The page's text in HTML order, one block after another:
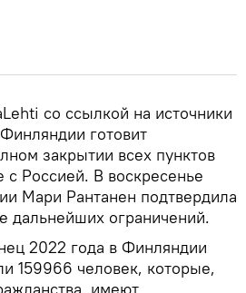
со ссылкой на источники
готовит
закрытии всех пунктов
с Россией. В воскресенье
Мари Рантанен подтвердила
дальнейших ограничений.
2022 года в Финляндии
159966 человек, которые,